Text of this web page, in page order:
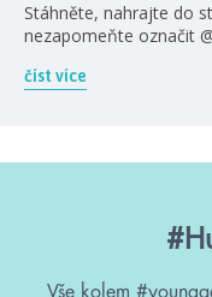
Stáhněte, nahrajte do
nezapomeňte označit
číst více
Vše kolem